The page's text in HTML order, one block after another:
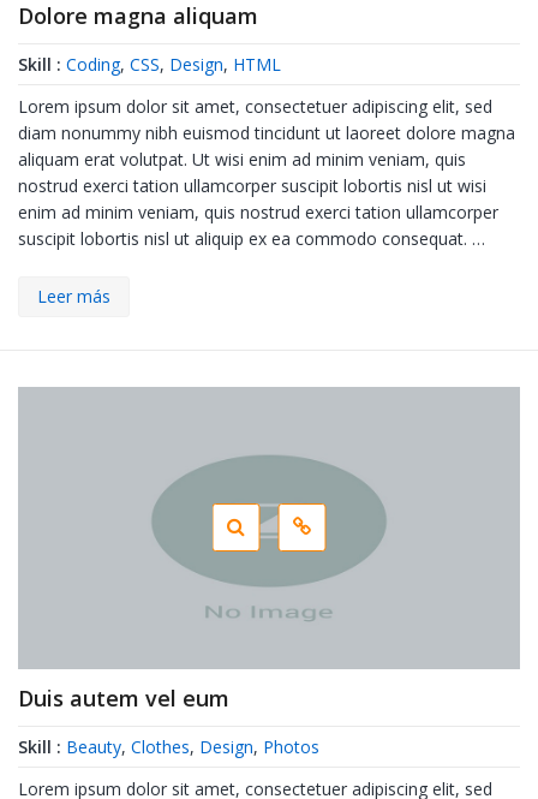
Dolore magna aliquam
Skill : Coding, CSS, Design, HTML
Lorem ipsum dolor sit amet, consectetuer adipiscing elit, sed
diam nonummy nibh euismod tincidunt ut laoreet dolore magna
aliquam erat volutpat. Ut wisi enim ad minim veniam, quis
nostrud exerci tation ullamcorper suscipit lobortis nisl ut wisi
enim ad minim veniam, quis nostrud exerci tation ullamcorper
suscipit lobortis nisl ut aliquip ex ea commodo consequat. …
Leer más
Duis autem vel eum
Skill : Beauty, Clothes, Design, Photos
Lorem ipsum dolor sit amet, consectetuer adipiscing elit, sed